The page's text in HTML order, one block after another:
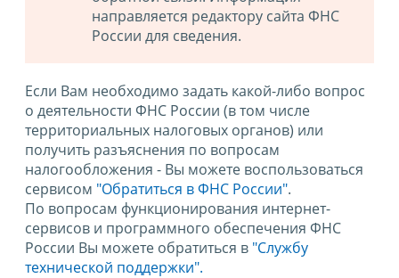
направляется редактору сайта ФНС
России для сведения.
Если Вам необходимо задать какой-либо вопрос
о деятельности ФНС России (в том числе
территориальных налоговых органов) или
получить разъяснения по вопросам
налогообложения - Вы можете воспользоваться
сервисом "Обратиться в ФНС России".
По вопросам функционирования интернет-
сервисов и программного обеспечения ФНС
России Вы можете обратиться в "Службу
технической поддержки".